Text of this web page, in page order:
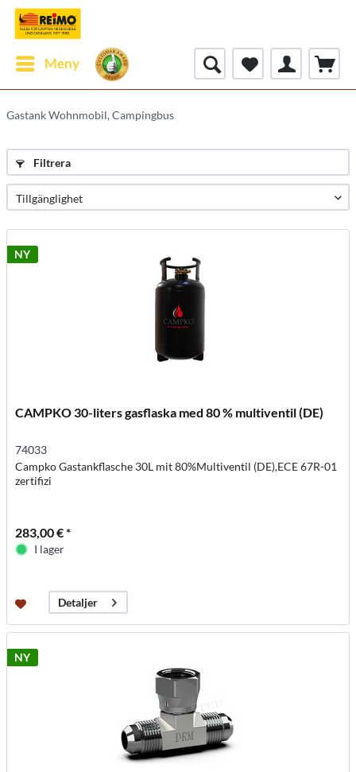
Meny
Gastank Wohnmobil, Campingbus
Filtrera
NY
CAMPKO 30-liters gasflaska med 80 % multiventil (DE)
74033
Campko Gastankflasche 30L mit 80%Multiventil (DE),ECE 67R-01
zertifizi
283,00 € *
I lager
Detaljer
NY